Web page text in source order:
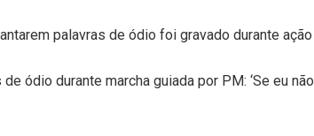
palavras de ódio foi gravado durante ação
ódio durante marcha guiada por PM: ‘Se eu não